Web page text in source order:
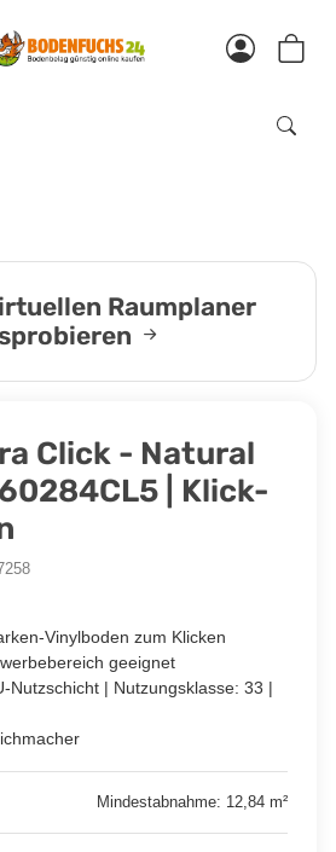
Click - Natural
| Klick-
Vinylboden zum Klicken
geeignet
Nutzschicht | Nutzungsklasse: 33 |
Mindestabnahme: 12,84 m²
Raumplaner